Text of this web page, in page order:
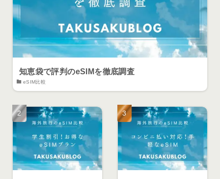
知恵袋で評判のeSIMを徹底調査
eSIM比較